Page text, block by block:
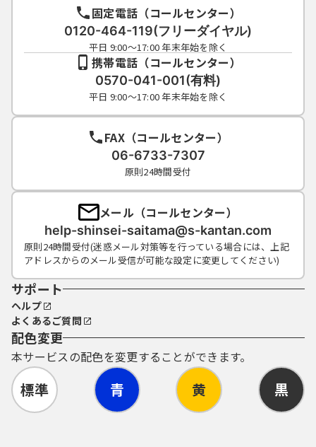
（２）他者からのパスワード等の照会には応
じないでください。
（３）安全性をより高めるため、パスワード
は、定期的に変更してください。
（４）利用者ＩＤ、パスワードは、再発行し
ません。なお、利用者ＩＤ、パスワードを紛
失し、盗難に遭い、又は不正使用されたこと
が分かったときは、速やかに問い合わせ先に
連絡し、その指示に従ってください。
（５）利用者ＩＤ及びパスワードについて
は、特に有効期限は設けないものとします
間行われない場合は、構成団体の職権におい
て抹消することができるものとします。
（６）構成団体は、利用者ＩＤ及びパスワー
ド、整理番号及びパスワード（申請データ
用）を使用して行われた手続については、本
人がこれを行ったものとみなします。
５ 電子証明書の取得・管理
（１）利用者が、システムを利用して申請･届
出等の手続を行う場合、電子的な署名（以下
「電子署名」という。）を必要とするものが
あります。電子署名が必要な手続について
は、自ら電子証明書を取得して、申請･届出等
固定電話（コールセンター）
0120-464-119(フリーダイヤル)
平日 9:00～17:00 年末年始を除く
携帯電話（コールセンター）
0570-041-001(有料)
平日 9:00～17:00 年末年始を除く
FAX（コールセンター）
06-6733-7307
原則24時間受付
メール（コールセンター）
help-shinsei-saitama@s-kantan.com
原則24時間受付(迷惑メール対策等を行っている場合には、上記
アドレスからのメール受信が可能な設定に変更してください)
サポート
ヘルプ
よくあるご質問
配色変更
本サービスの配色を変更することができます。
標準 青 黄 黒